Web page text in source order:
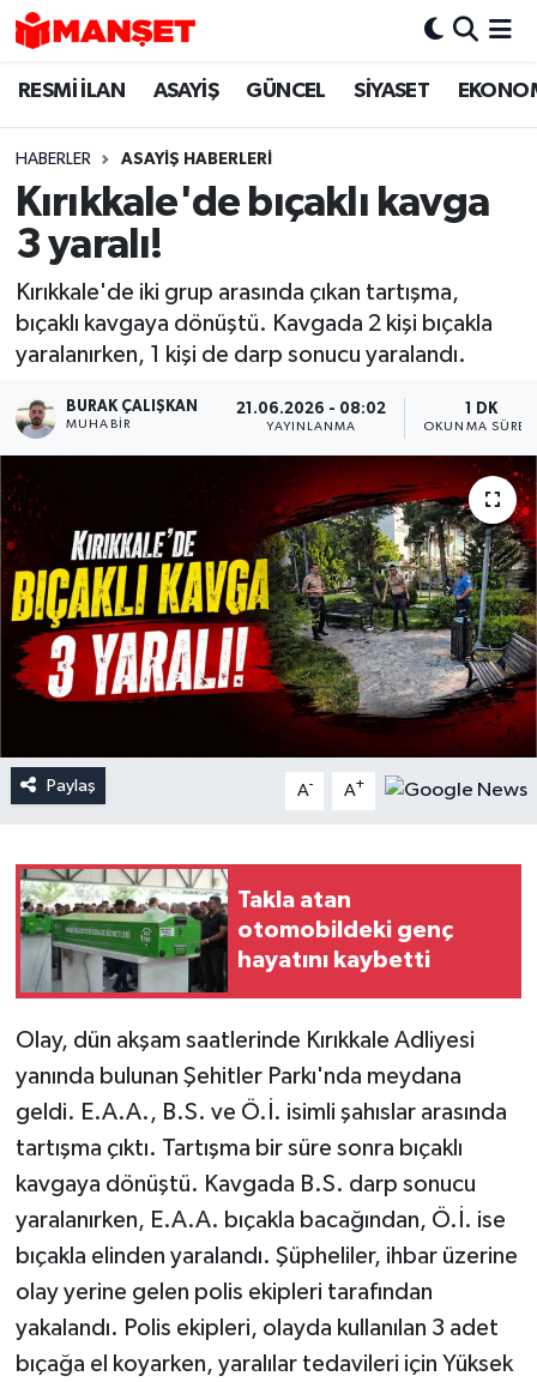
RESMİ İLAN ASAYİŞ GÜNCEL SİYASET
HABERLER ASAYİŞ HABERLERİ
Kırıkkale'de bıçaklı kavga
3 yaralı!
Kırıkkale'de iki grup arasında çıkan tartışma,
bıçaklı kavgaya dönüştü. Kavgada 2 kişi bıçakla
yaralanırken, 1 kişi de darp sonucu yaralandı.
BURAK ÇALIŞKAN
MUHABIR
21.06.2026 - 08:02
YAYINLANMA
1 DK
OKUNMA
Paylaş A- A+
Takla atan
otomobildeki genç
hayatını kaybetti
Olay, dün akşam saatlerinde Kırıkkale Adliyesi
yanında bulunan Şehitler Parkı'nda meydana
geldi. E.A.A., B.S. ve Ö.İ. isimli şahıslar arasında
tartışma çıktı. Tartışma bir süre sonra bıçaklı
kavgaya dönüştü. Kavgada B.S. darp sonucu
yaralanırken, E.A.A. bıçakla bacağından, Ö.İ. ise
bıçakla elinden yaralandı. Şüpheliler, ihbar üzerine
olay yerine gelen polis ekipleri tarafından
yakalandı. Polis ekipleri, olayda kullanılan 3 adet
bıçağa el koyarken, yaralılar tedavileri için Yüksek
Hava Durumu
Trafik Durumu
Süper Lig Puan Durumu ve Fikstür
Son Dakika Haberleri
Haber Arşivi